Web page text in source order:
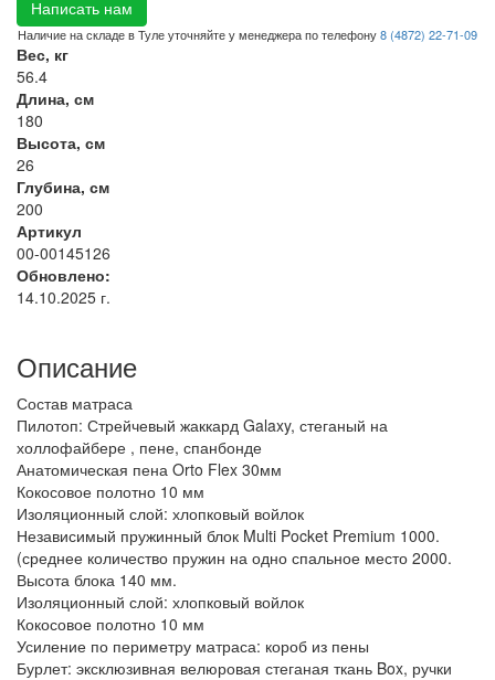
Написать нам
Наличие на складе в Туле уточняйте у менеджера по телефону8 (4872) 22-71-09
Вес, кг
56.4
Длина, см
180
Высота, см
26
Глубина, см
200
Артикул
00-00145126
Обновлено:
14.10.2025 г.
Описание
Состав матраса
Пилотоп: Стрейчевый жаккард Galaxy, стеганый на
холлофайбере , пене, спанбонде
Анатомическая пена Orto Flex 30мм
Кокосовое полотно 10 мм
Изоляционный слой: хлопковый войлок
Независимый пружинный блок Multi Pocket Premium 1000.
(среднее количество пружин на одно спальное место 2000.
Высота блока 140 мм.
Изоляционный слой: хлопковый войлок
Кокосовое полотно 10 мм
Усиление по периметру матраса: короб из пены
Бурлет: эксклюзивная велюровая стеганая ткань Box, ручки